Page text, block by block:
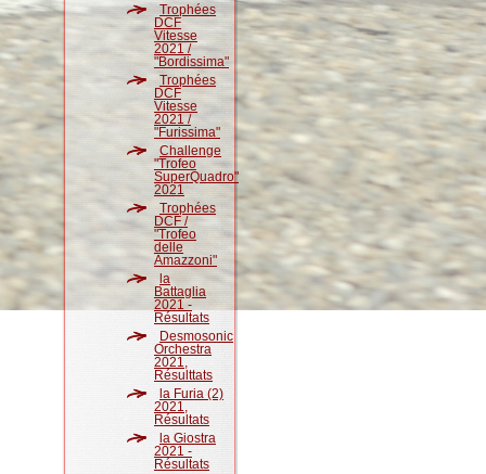
Trophées
DCF
Vitesse
2021 /
"Bordissima"
Trophées
DCF
Vitesse
2021 /
"Furissima"
Challenge
"Trofeo
SuperQuadro"
2021
Trophées
DCF /
"Trofeo
delle
Amazzoni"
la
Battaglia
2021 -
Résultats
Desmosonic
Orchestra
2021,
Résulttats
la Furia (2)
2021,
Résultats
la Giostra
2021 -
Résultats